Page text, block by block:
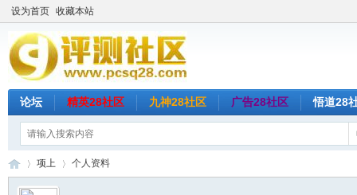
设为首页 收藏本站
论坛 精英28社区 九神28社区 广告28社区 悟道28
项上 个人资料